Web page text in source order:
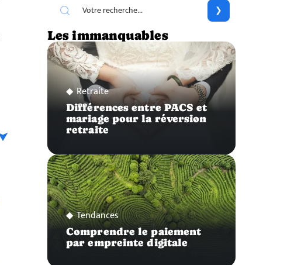
Les immanquables
Retraite
Différences entre PACS et
mariage pour la réversion
retraite
Tendances
Comprendre le paiement
par empreinte digitale